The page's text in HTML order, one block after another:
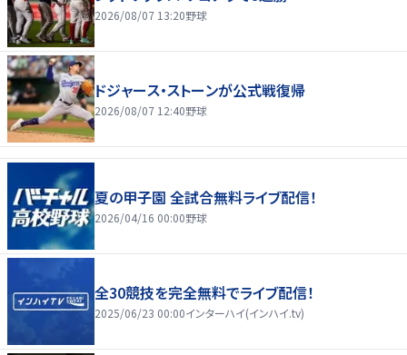
2026/08/07 13:20野球
ドジャース・ストーンが公式戦復帰
2026/08/07 12:40野球
夏の甲子園 全試合無料ライブ配信！
2026/04/16 00:00野球
全30競技を完全無料でライブ配信！
2025/06/23 00:00インターハイ(インハイ.tv)